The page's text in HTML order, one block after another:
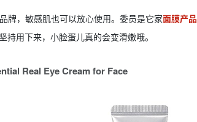
牌，敏感肌也可以放心使用。委员是它家面膜产品
持用下来，小脸蛋儿真的会变滑嫩哦。
Real Eye Cream for Face